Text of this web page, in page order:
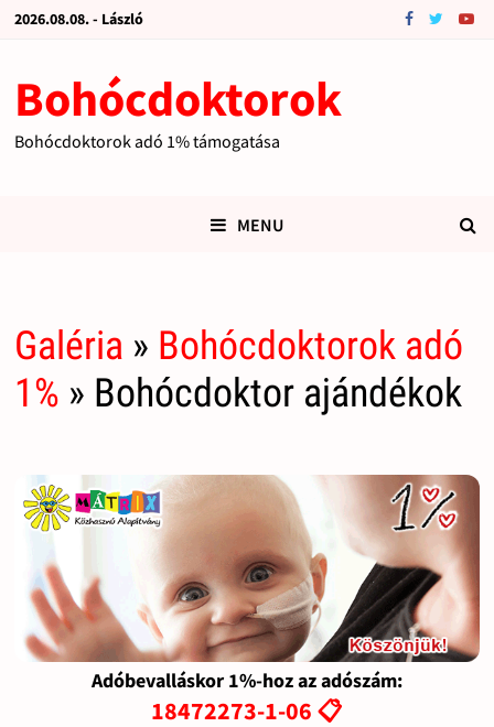
2026.08.08. - László
Bohócdoktorok
Bohócdoktorok adó 1% támogatása
MENU
Galéria » Bohócdoktorok adó
1% » Bohócdoktor ajándékok
Adóbevalláskor 1%-hoz az adószám:
18472273-1-06 📋